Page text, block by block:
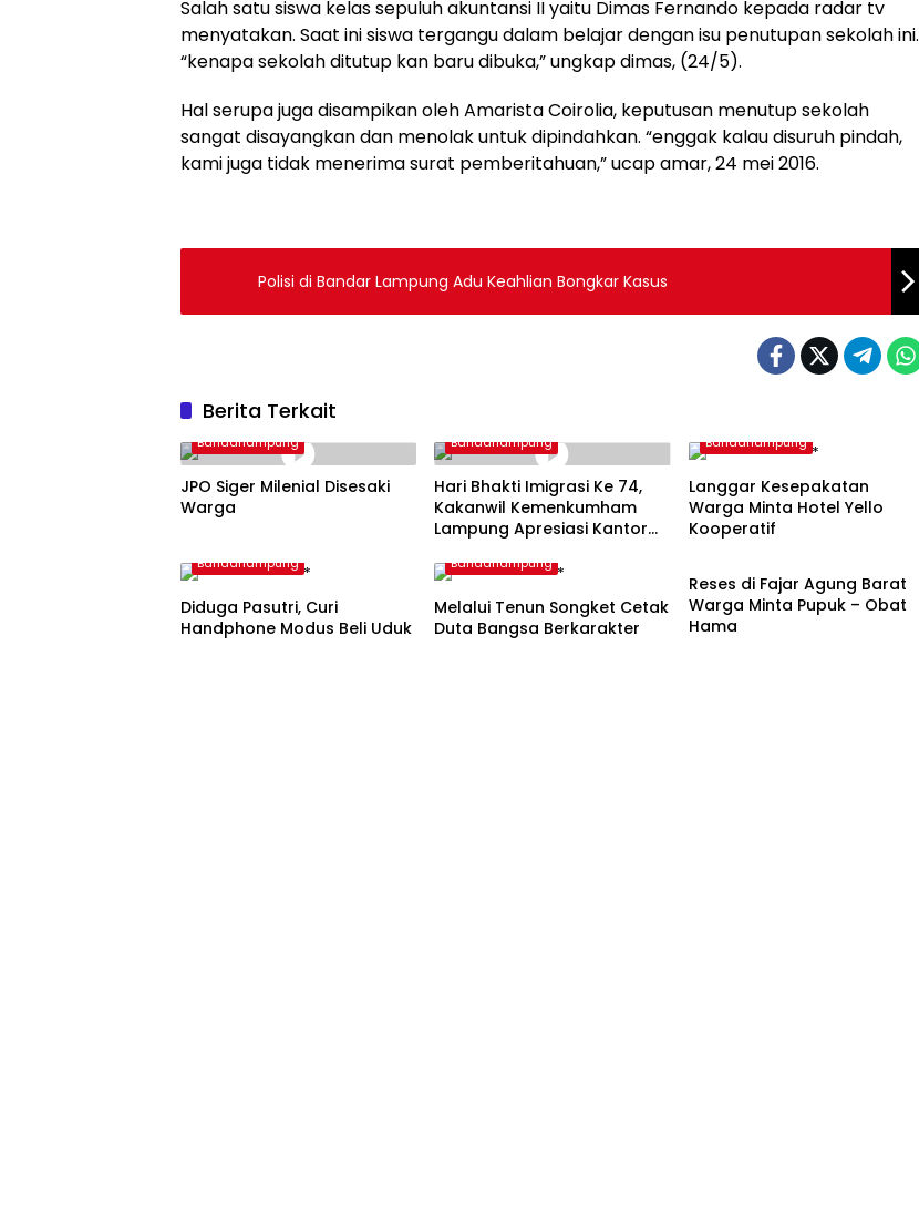
Salah satu siswa kelas sepuluh akuntansi II yaitu Dimas Fernando kepada radar tv
menyatakan. Saat ini siswa tergangu dalam belajar dengan isu penutupan sekolah ini.
“kenapa sekolah ditutup kan baru dibuka,” ungkap dimas, (24/5).
Hal serupa juga disampikan oleh Amarista Coirolia, keputusan menutup sekolah
sangat disayangkan dan menolak untuk dipindahkan. “enggak kalau disuruh pindah,
kami juga tidak menerima surat pemberitahuan,” ucap amar, 24 mei 2016.
Polisi di Bandar Lampung Adu Keahlian Bongkar Kasus
Berita Terkait
Bandarlampung
JPO Siger Milenial Disesaki
Warga
Bandarlampung
Hari Bhakti Imigrasi Ke 74,
Kakanwil Kemenkumham
Lampung Apresiasi Kantor
Bandarlampung
Langgar Kesepakatan
Warga Minta Hotel Yello
Kooperatif
Bandarlampung
Diduga Pasutri, Curi
Handphone Modus Beli Uduk
Bandarlampung
Melalui Tenun Songket Cetak
Duta Bangsa Berkarakter
Bandarlampung
Reses di Fajar Agung Barat
Warga Minta Pupuk – Obat
Hama